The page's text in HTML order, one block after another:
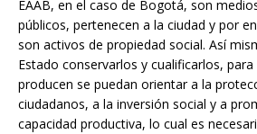
EAAB, en el caso de Bogotá, son
públicos, pertenecen a la ciudad y por
son activos de propiedad social. Así
Estado conservarlos y cualificarlos,
producen se puedan orientar a la
ciudadanos, a la inversión social y a
capacidad productiva, lo cual es